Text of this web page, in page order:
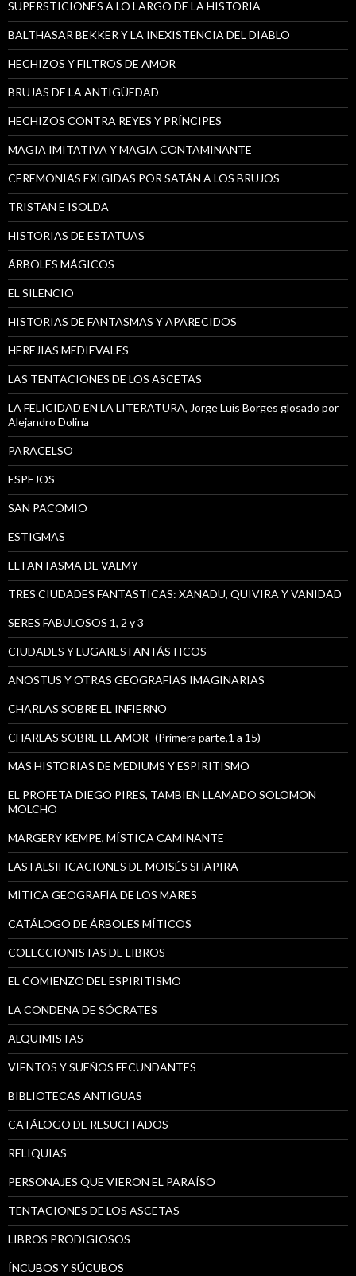
SUPERSTICIONES A LO LARGO DE LA HISTORIA
BALTHASAR BEKKER Y LA INEXISTENCIA DEL DIABLO
HECHIZOS Y FILTROS DE AMOR
BRUJAS DE LA ANTIGÜEDAD
HECHIZOS CONTRA REYES Y PRÍNCIPES
MAGIA IMITATIVA Y MAGIA CONTAMINANTE
CEREMONIAS EXIGIDAS POR SATÁN A LOS BRUJOS
TRISTÁN E ISOLDA
HISTORIAS DE ESTATUAS
ÁRBOLES MÁGICOS
EL SILENCIO
HISTORIAS DE FANTASMAS Y APARECIDOS
HEREJIAS MEDIEVALES
LAS TENTACIONES DE LOS ASCETAS
LA FELICIDAD EN LA LITERATURA, Jorge Luis Borges glosado por
Alejandro Dolina
PARACELSO
ESPEJOS
SAN PACOMIO
ESTIGMAS
EL FANTASMA DE VALMY
TRES CIUDADES FANTASTICAS: XANADU, QUIVIRA Y VANIDAD
SERES FABULOSOS 1, 2 y 3
CIUDADES Y LUGARES FANTÁSTICOS
ANOSTUS Y OTRAS GEOGRAFÍAS IMAGINARIAS
CHARLAS SOBRE EL INFIERNO
CHARLAS SOBRE EL AMOR- (Primera parte,1 a 15)
MÁS HISTORIAS DE MEDIUMS Y ESPIRITISMO
EL PROFETA DIEGO PIRES, TAMBIEN LLAMADO SOLOMON
MOLCHO
MARGERY KEMPE, MÍSTICA CAMINANTE
LAS FALSIFICACIONES DE MOISÉS SHAPIRA
MÍTICA GEOGRAFÍA DE LOS MARES
CATÁLOGO DE ÁRBOLES MÍTICOS
COLECCIONISTAS DE LIBROS
EL COMIENZO DEL ESPIRITISMO
LA CONDENA DE SÓCRATES
ALQUIMISTAS
VIENTOS Y SUEÑOS FECUNDANTES
BIBLIOTECAS ANTIGUAS
CATÁLOGO DE RESUCITADOS
RELIQUIAS
PERSONAJES QUE VIERON EL PARAÍSO
TENTACIONES DE LOS ASCETAS
LIBROS PRODIGIOSOS
ÍNCUBOS Y SÚCUBOS